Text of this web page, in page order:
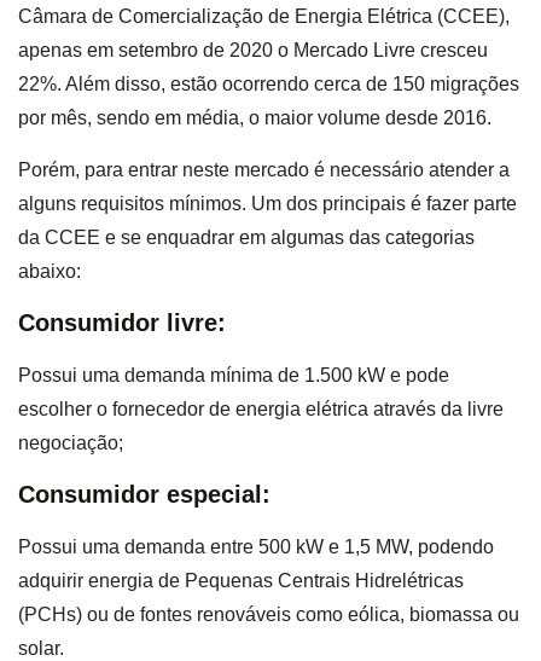
Câmara de Comercialização de Energia Elétrica (CCEE),
apenas em setembro de 2020 o Mercado Livre cresceu
22%. Além disso, estão ocorrendo cerca de 150 migrações
por mês, sendo em média, o maior volume desde 2016.
Porém, para entrar neste mercado é necessário atender a
alguns requisitos mínimos. Um dos principais é fazer parte
da CCEE e se enquadrar em algumas das categorias
abaixo:
Consumidor livre:
Possui uma demanda mínima de 1.500 kW e pode
escolher o fornecedor de energia elétrica através da livre
negociação;
Consumidor especial:
Possui uma demanda entre 500 kW e 1,5 MW, podendo
adquirir energia de Pequenas Centrais Hidrelétricas
(PCHs) ou de fontes renováveis como eólica, biomassa ou
solar.